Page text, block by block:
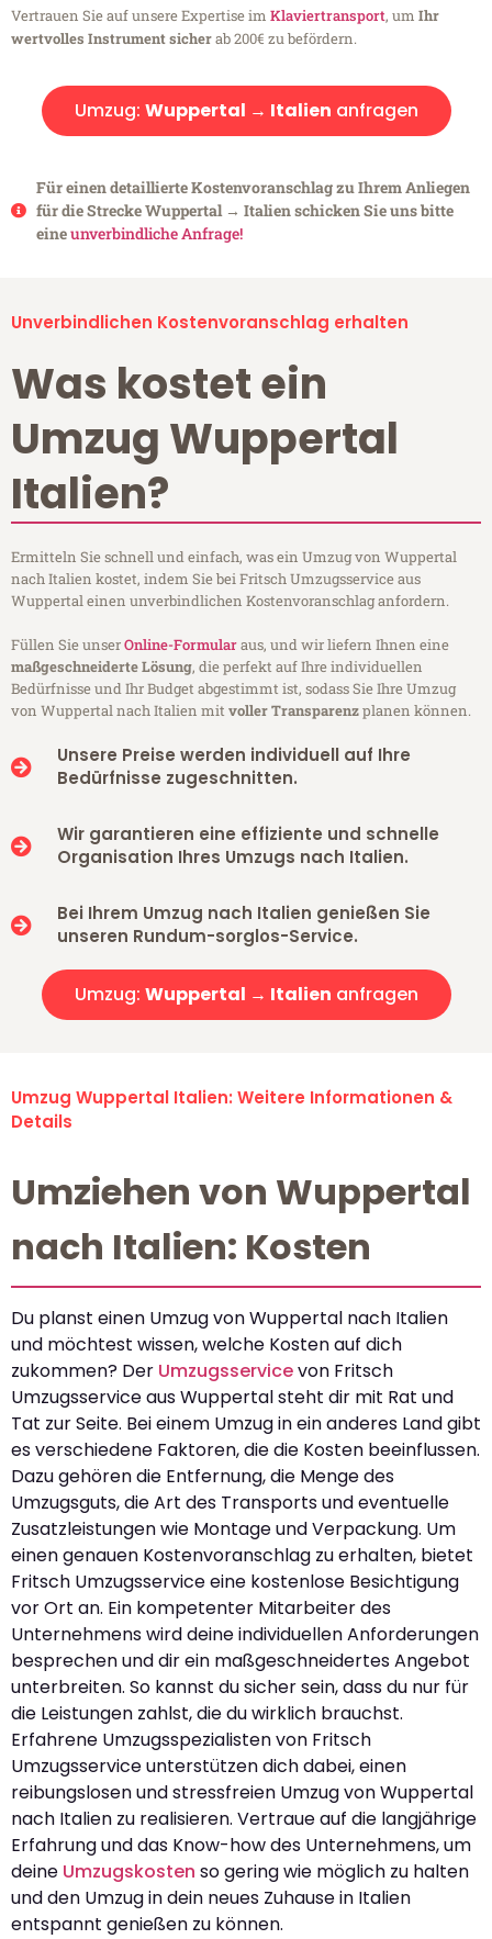
Vertrauen Sie auf unsere Expertise im Klaviertransport, um Ihr
wertvolles Instrument sicherab 200€ zu befördern.
Umzug: Wuppertal → Italien anfragen
Für einen detaillierte Kostenvoranschlag zu Ihrem Anliegen
für die Strecke Wuppertal → Italien schicken Sie uns bitte
eineunverbindliche Anfrage!
Unverbindlichen Kostenvoranschlag erhalten
Was kostet ein
Umzug Wuppertal
Italien?
Ermitteln Sie schnell und einfach, was ein Umzug von Wuppertal
nach Italien kostet, indem Sie bei Fritsch Umzugsservice aus
Wuppertal einen unverbindlichen Kostenvoranschlag anfordern.
Füllen Sie unserOnline-Formularaus, und wir liefern Ihnen eine
maßgeschneiderte Lösung, die perfekt auf Ihre individuellen
Bedürfnisse und Ihr Budget abgestimmt ist, sodass Sie Ihre Umzug
von Wuppertal nach Italien mitvoller Transparenzplanen können.
Unsere Preise werden individuell auf Ihre
Bedürfnisse zugeschnitten.
Wir garantieren eine effiziente und schnelle
Organisation Ihres Umzugs nach Italien.
Bei Ihrem Umzug nach Italien genießen Sie
unseren Rundum-sorglos-Service.
Umzug: Wuppertal → Italien anfragen
Umzug Wuppertal Italien: Weitere Informationen &
Details
Umziehen von Wuppertal
nach Italien: Kosten
Du planst einen Umzug von Wuppertal nach Italien
und möchtest wissen, welche Kosten auf dich
zukommen? Der Umzugsservicevon Fritsch
Umzugsservice aus Wuppertal steht dir mit Rat und
Tat zur Seite. Bei einem Umzug in ein anderes Land gibt
es verschiedene Faktoren, die die Kosten beeinflussen.
Dazu gehören die Entfernung, die Menge des
Umzugsguts, die Art des Transports und eventuelle
Zusatzleistungen wie Montage und Verpackung. Um
einen genauen Kostenvoranschlag zu erhalten, bietet
Fritsch Umzugsservice eine kostenlose Besichtigung
vor Ort an. Ein kompetenter Mitarbeiter des
Unternehmens wird deine individuellen Anforderungen
besprechen und dir ein maßgeschneidertes Angebot
unterbreiten. So kannst du sicher sein, dass du nur für
die Leistungen zahlst, die du wirklich brauchst.
Erfahrene Umzugsspezialisten von Fritsch
Umzugsservice unterstützen dich dabei, einen
reibungslosen und stressfreien Umzug von Wuppertal
nach Italien zu realisieren. Vertraue auf die langjährige
Erfahrung und das Know-how des Unternehmens, um
deine Umzugskosten so gering wie möglich zu halten
und den Umzug in dein neues Zuhause in Italien
entspannt genießen zu können.